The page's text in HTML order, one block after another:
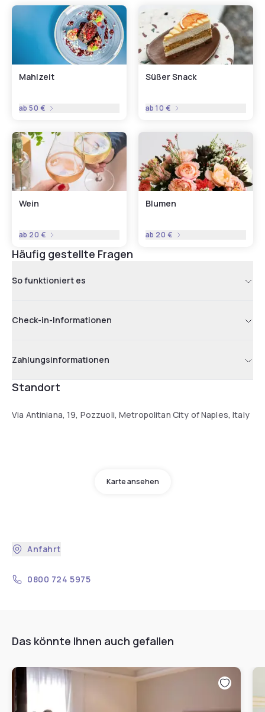
Mahlzeit
ab50 €
Süßer Snack
ab10 €
Wein
ab 20 €
Blumen
ab 20 €
Häufig gestellte Fragen
So funktioniert es
Check-in-Informationen
Zahlungsinformationen
Standort
Via Antiniana, 19, Pozzuoli, Metropolitan City of Naples, Italy
Karte ansehen
Anfahrt
0800 724 5975
Das könnte Ihnen auch gefallen